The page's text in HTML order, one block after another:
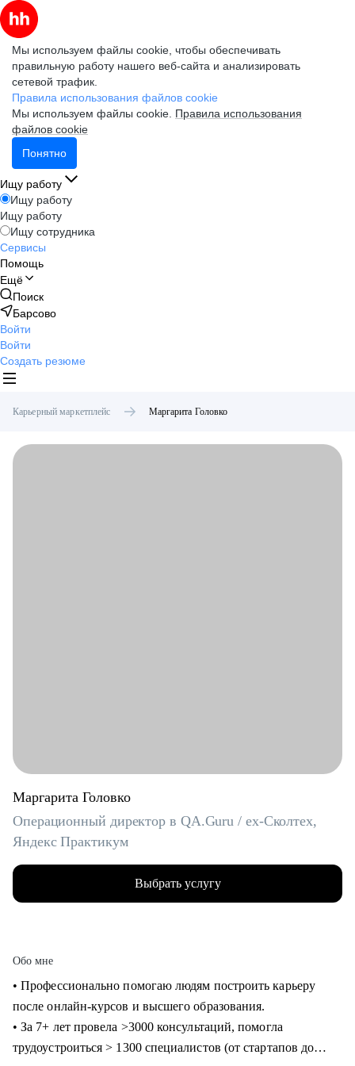
Мы используем файлы cookie, чтобы обеспечивать
правильную работу нашего веб-сайта и анализировать
сетевой трафик.
Правила использования файлов cookie
Мы используем файлы cookie. Правила использования
файлов cookie
Понятно
Ищу работу
Ищу работу
Ищу работу
Ищу сотрудника
Сервисы
Помощь
Ещё
Поиск
Барсово
Войти
Войти
Создать резюме
Карьерный маркетплейс Маргарита Головко
Маргарита Головко
Операционный директор в QA.Guru / ex-Сколтех,
Яндекс Практикум
Выбрать услугу
Обо мне
• Профессионально помогаю людям построить карьеру
после онлайн-курсов и высшего образования.
• За 7+ лет провела >3000 консультаций, помогла
трудоустроиться > 1300 специалистов (от стартапов до